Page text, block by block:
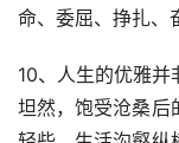
命、委屈、挣扎、
10、人生的优雅
坦然，饱受沧桑后